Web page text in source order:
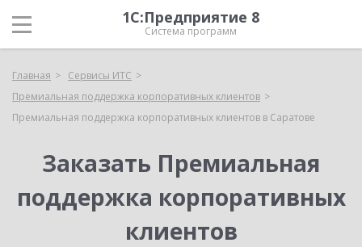
1С:Предприятие 8
Система программ
Главная
Сервисы ИТС
Премиальная поддержка корпоративных клиентов
Премиальная поддержка корпоративных клиентов в Саратове
Заказать Премиальная
поддержка корпоративных
клиентов